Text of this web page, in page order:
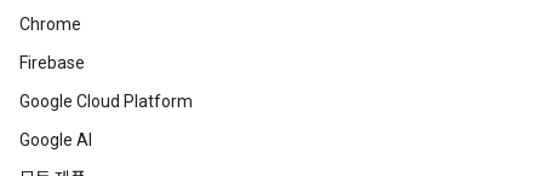
Chrome
Firebase
Google Cloud Platform
Google AI